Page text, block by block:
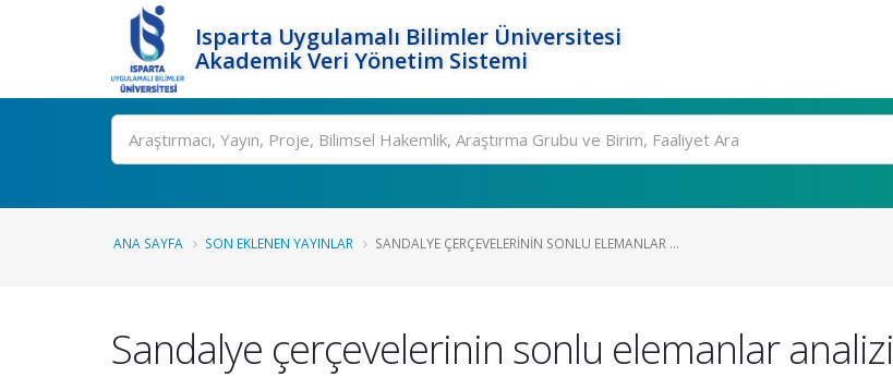
Isparta Uygulamalı Bilimler Üniversitesi
Akademik Veri Yönetim Sistemi
Ara
ANA SAYFA SON EKLENEN YAYINLAR SANDALYE ÇERÇEVELERININ SONLU ELEMANLAR ...
Sandalye çerçevelerinin sonlu elemanlar analizi